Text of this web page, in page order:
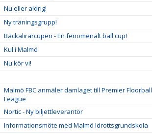
Nu eller aldrig!
Ny träningsgrupp!
Backalirarcupen - En fenomenalt ball cup!
Kul i Malmö
Nu kör vi!
Malmö FBC anmäler damlaget till Premier Floorball
League
Nortic - Ny biljettleverantör
Informationsmöte med Malmö Idrottsgrundskola